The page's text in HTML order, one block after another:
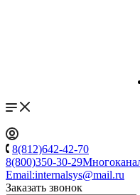
8(812)642-42-70
8(800)350-30-29
Email:internalsys@mail.ru
Заказать звонок